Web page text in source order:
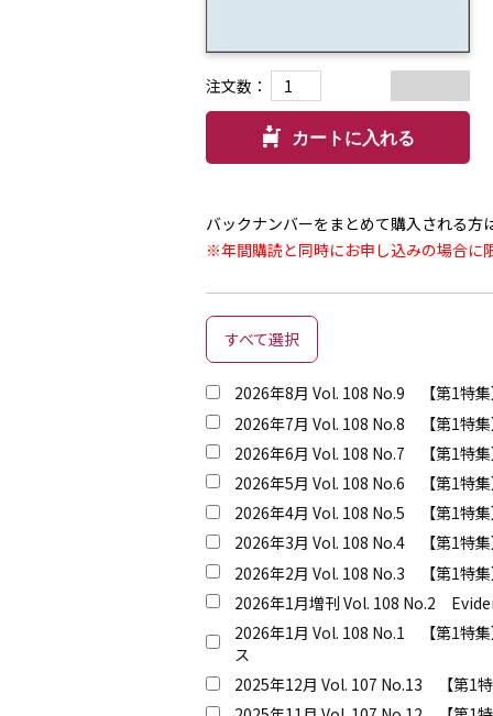
注文数：
カートに入れる
バックナンバーをまとめて購入される
※年間購読と同時にお申し込みの場合に
すべて選択
2026年8月 Vol. 108 No.9 【第1特
2026年7月 Vol. 108 No.8 【第1特集
2026年6月 Vol. 108 No.7 【第1特
2026年5月 Vol. 108 No.6 【第1特
2026年4月 Vol. 108 No.5 【第1特
2026年3月 Vol. 108 No.4 【第1特
2026年2月 Vol. 108 No.3 【第1特
2026年1月増刊 Vol. 108 No.2
2026年1月 Vol. 108 No.1 【第1特集
ス
2025年12月 Vol. 107 No.13 【第1